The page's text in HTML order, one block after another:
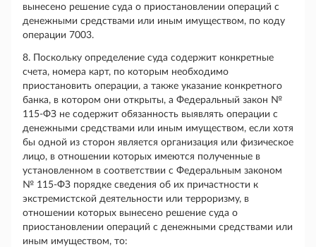
вынесено решение суда о приостановлении операций с
денежными средствами или иным имуществом, по коду
операции 7003.
8. Поскольку определение суда содержит конкретные
счета, номера карт, по которым необходимо
приостановить операции, а также указание конкретного
банка, в котором они открыты, а Федеральный закон №
115-ФЗ не содержит обязанность выявлять операции с
денежными средствами или иным имуществом, если хотя
бы одной из сторон является организация или физическое
лицо, в отношении которых имеются полученные в
установленном в соответствии с Федеральным законом
№ 115-ФЗ порядке сведения об их причастности к
экстремистской деятельности или терроризму, в
отношении которых вынесено решение суда о
приостановлении операций с денежными средствами или
иным имуществом, то: